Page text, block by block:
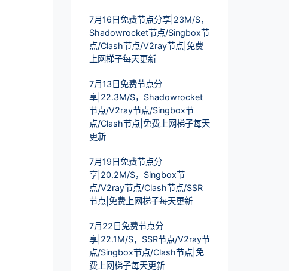
7月16日免费节点分享|23M/S，
Shadowrocket节点/Singbox节
点/Clash节点/V2ray节点|免费
上网梯子每天更新
7月13日免费节点分
享|22.3M/S，Shadowrocket
节点/V2ray节点/Singbox节
点/Clash节点|免费上网梯子每天
更新
7月19日免费节点分
享|20.2M/S，Singbox节
点/V2ray节点/Clash节点/SSR
节点|免费上网梯子每天更新
7月22日免费节点分
享|22.1M/S，SSR节点/V2ray节
点/Singbox节点/Clash节点|免
费上网梯子每天更新